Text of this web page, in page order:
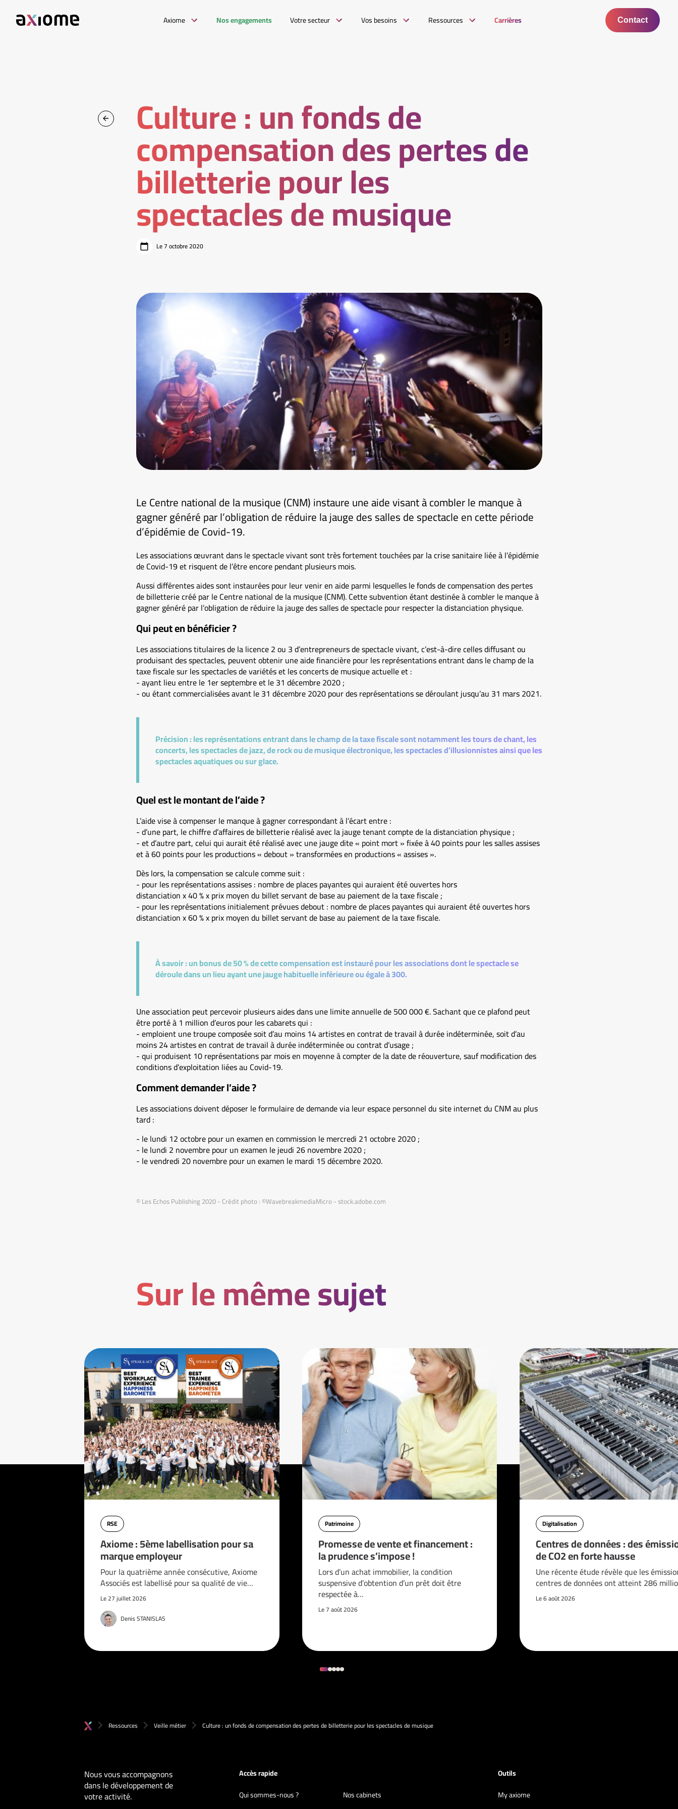
Axiome Nos engagements Votre secteur Vos besoins Ressources Carrières Contact
Culture : un fonds de
compensation des pertes de
billetterie pour les
spectacles de musique
Le 7 octobre 2020
Le Centre national de la musique (CNM) instaure une aide visant à combler le manque à
gagner généré par l’obligation de réduire la jauge des salles de spectacle en cette période
d’épidémie de Covid-19.
Les associations œuvrant dans le spectacle vivant sont très fortement touchées par la crise sanitaire liée à l’épidémie
de Covid-19 et risquent de l’être encore pendant plusieurs mois.
Aussi différentes aides sont instaurées pour leur venir en aide parmi lesquelles le fonds de compensation des pertes
de billetterie créé par le Centre national de la musique (CNM). Cette subvention étant destinée à combler le manque à
gagner généré par l’obligation de réduire la jauge des salles de spectacle pour respecter la distanciation physique.
Qui peut en bénéficier ?
Les associations titulaires de la licence 2 ou 3 d’entrepreneurs de spectacle vivant, c’est-à-dire celles diffusant ou
produisant des spectacles, peuvent obtenir une aide financière pour les représentations entrant dans le champ de la
taxe fiscale sur les spectacles de variétés et les concerts de musique actuelle et :
- ayant lieu entre le 1er septembre et le 31 décembre 2020 ;
- ou étant commercialisées avant le 31 décembre 2020 pour des représentations se déroulant jusqu’au 31 mars 2021.
Précision :les représentations entrant dans le champ de la taxe fiscale sont notamment les tours de chant, les
concerts, les spectacles de jazz, de rock ou de musique électronique, les spectacles d’illusionnistes ainsi que les
spectacles aquatiques ou sur glace.
Quel est le montant de l’aide ?
L’aide vise à compenser le manque à gagner correspondant à l’écart entre :
- d’une part, le chiffre d’affaires de billetterie réalisé avec la jauge tenant compte de la distanciation physique ;
- et d’autre part, celui qui aurait été réalisé avec une jauge dite « point mort » fixée à 40 points pour les salles assises
et à 60 points pour les productions « debout » transformées en productions « assises ».
Dès lors, la compensation se calcule comme suit :
- pour les représentations assises : nombre de places payantes qui auraient été ouvertes hors
distanciation x 40 % x prix moyen du billet servant de base au paiement de la taxe fiscale ;
- pour les représentations initialement prévues debout : nombre de places payantes qui auraient été ouvertes hors
distanciation x 60 % x prix moyen du billet servant de base au paiement de la taxe fiscale.
À savoir :un bonus de 50 % de cette compensation est instauré pour les associations dont le spectacle se
déroule dans un lieu ayant une jauge habituelle inférieure ou égale à 300.
Une association peut percevoir plusieurs aides dans une limite annuelle de 500 000 €. Sachant que ce plafond peut
être porté à 1 million d’euros pour les cabarets qui :
- emploient une troupe composée soit d’au moins 14 artistes en contrat de travail à durée indéterminée, soit d’au
moins 24 artistes en contrat de travail à durée indéterminée ou contrat d’usage ;
- qui produisent 10 représentations par mois en moyenne à compter de la date de réouverture, sauf modification des
conditions d’exploitation liées au Covid-19.
Comment demander l’aide ?
Les associations doivent déposer le formulaire de demande via leur espace personnel du site internet du CNM au plus
tard :
- le lundi 12 octobre pour un examen en commission le mercredi 21 octobre 2020 ;
- le lundi 2 novembre pour un examen le jeudi 26 novembre 2020 ;
- le vendredi 20 novembre pour un examen le mardi 15 décembre 2020.
© Les Echos Publishing 2020 - Crédit photo : ©WavebreakmediaMicro - stock.adobe.com
Sur le même sujet
RSE
Axiome : 5ème labellisation pour sa
marque employeur
Pour la quatrième année consécutive, Axiome
Associés est labellisé pour sa qualité de vie…
Le 27 juillet 2026
Denis STANISLAS
Patrimoine
Promesse de vente et financement :
la prudence s’impose !
Lors d’un achat immobilier, la condition
suspensive d’obtention d’un prêt doit être
respectée à…
Le 7 août 2026
Digitalisation
Centres de données : des
de CO2 en forte hausse
Une récente étude révèle que les
centres de données ont atteint 286
Le 6 août 2026
Ressources Veille métier Culture : un fonds de compensation des pertes de billetterie pour les spectacles de musique
Nous vous accompagnons
dans le développement de
votre activité.
Accès rapide
Qui sommes-nous ?
Nos cabinets
Outils
My axiome